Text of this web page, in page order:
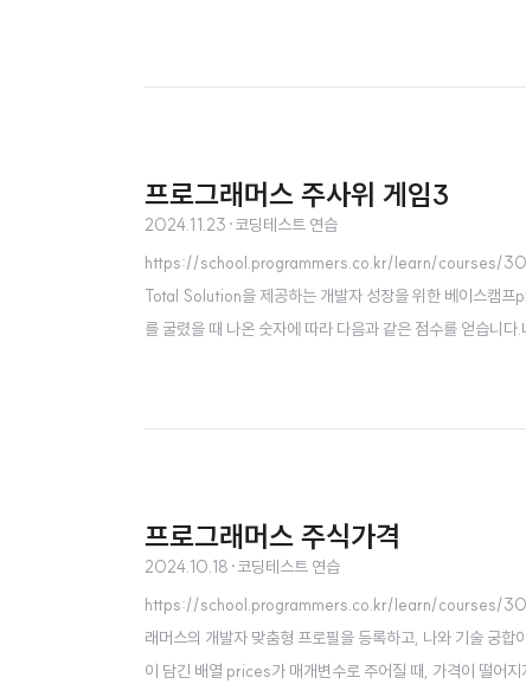
프로그래머스 주사위 게임3
2024.11.23 ·코딩테스트 연습
https://school.programmers.co.kr/learn/courses/30/
Total Solution을 제공하는 개발자 성장을 위한 베이스캠
를 굴렸을 때 나온 숫자에 따라 다음과 같은 점수를 얻습니
프로그래머스 주식가격
2024.10.18 ·코딩테스트 연습
https://school.programmers.co.kr/learn/courses/30/
래머스의 개발자 맞춤형 프로필을 등록하고, 나와 기술 궁
이 담긴 배열 prices가 매개변수로 주어질 때, 가격이 떨어